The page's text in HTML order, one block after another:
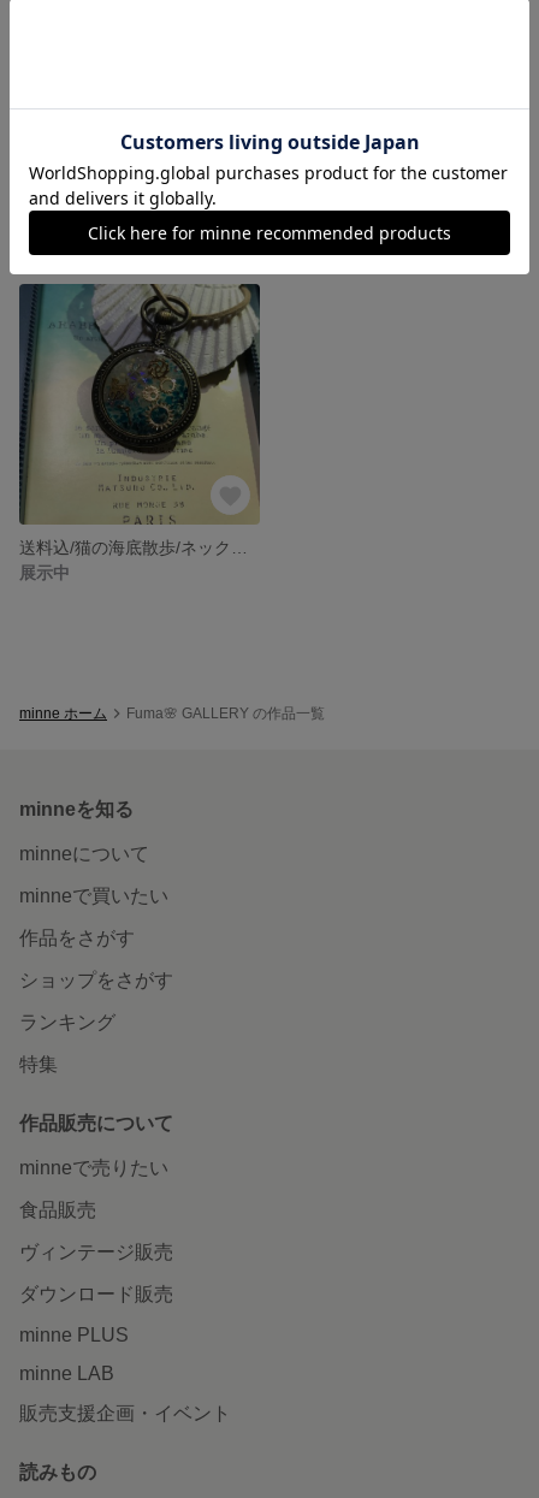
展示中
展示中
minne ホーム Fuma🌸 GALLERY の作品一覧
minneを知る
minneについて
minneで買いたい
作品をさがす
ショップをさがす
ランキング
特集
作品販売について
minneで売りたい
食品販売
ヴィンテージ販売
ダウンロード販売
minne PLUS
minne LAB
販売支援企画・イベント
読みもの